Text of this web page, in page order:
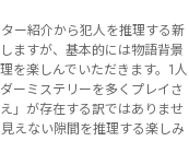
ー紹介から犯人を推理する新
ますが、基本的には物語背景
を楽しんでいただきます。1人
ーミステリーを多くプレイさ
」が存在する訳ではありませ
えない隙間を推理する楽しみ